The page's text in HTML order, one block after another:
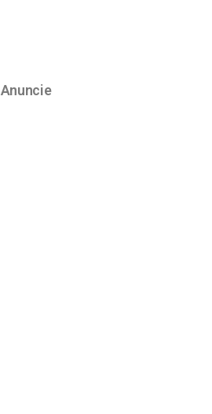
Anuncie